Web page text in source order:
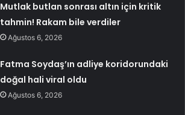
Mutlak butlan sonrası altın için kritik
tahmin! Rakam bile verdiler
Ağustos 6, 2026
Fatma Soydaş’ın adliye koridorundaki
doğal hali viral oldu
Ağustos 6, 2026